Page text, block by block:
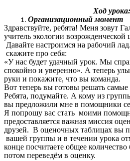
Ход урока:
Организационный момент
Здравствуйте, ребята! Меня зовут
учитель экологии возрожденческой
Давайте настроимся на рабочий
скажите про себя:
«У нас будет удачный урок. Мы
спокойно и уверенно». А теперь
руки и покажите, что вы команда.
Вот теперь вы готовы решать самые
Ребята, подумайте. А кому из
вы предложили мне в помощники
Я попрошу вас стать моими
предоставляется важная миссия
друзей. В оценочных таблицах вы
вашей группы и в течении урока
конце посчитаете общее
потом переведём в оценку.